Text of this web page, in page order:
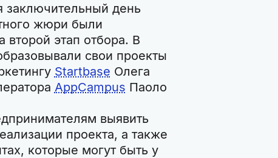
заключительный день
жюри были
этап отбора. В
свои проекты
Startbase Олега
AppCampus Паоло
выявить
проекта, а также
которые могут быть у